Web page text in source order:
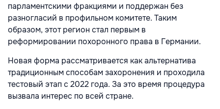
парламентскими фракциями и поддержан без
разногласий в профильном комитете. Таким
образом, этот регион стал первым в
реформировании похоронного права в Германии.
Новая форма рассматривается как альтернатива
традиционным способам захоронения и проходила
тестовый этап с 2022 года. За это время процедура
вызвала интерес по всей стране.